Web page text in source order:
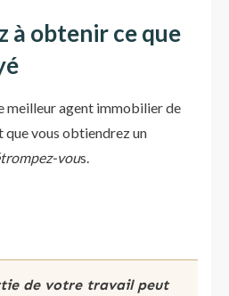
à obtenir ce que
meilleur agent immobilier de
que vous obtiendrez un
vous.
de votre travail peut